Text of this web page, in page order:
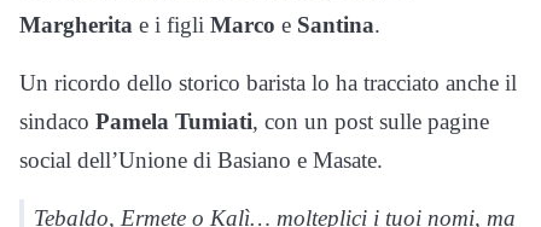
Margherita e i figli Marco e Santina.
Un ricordo dello storico barista lo ha tracciato anche il
sindaco Pamela Tumiati, con un post sulle pagine
social dell’Unione di Basiano e Masate.
Tebaldo, Ermete o Kalì… molteplici i tuoi nomi, ma